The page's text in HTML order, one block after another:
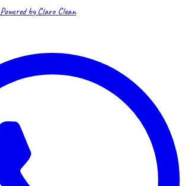
Powered by Claro Clean